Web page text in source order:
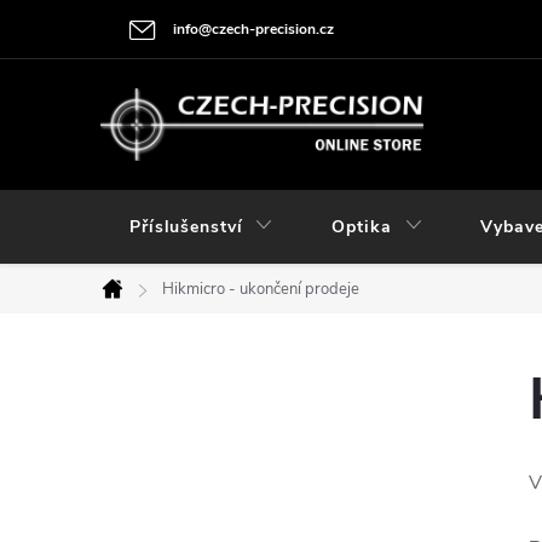
info@czech-precision.cz
Příslušenství Optika
Domů
Hikmicro - ukončení prodeje